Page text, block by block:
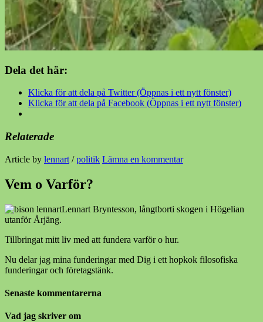
Dela det här:
Klicka för att dela på Twitter (Öppnas i ett nytt fönster)
Klicka för att dela på Facebook (Öppnas i ett nytt fönster)
Relaterade
Article by lennart /politik Lämna en kommentar
Vem o Varför?
Lennart Bryntesson, långtborti skogen i Högelian
utanför Årjäng.
Tillbringat mitt liv med att fundera varför o hur.
Nu delar jag mina funderingar med Dig i ett hopkok filosofiska
funderingar och företagstänk.
Senaste kommentarerna
Vad jag skriver om